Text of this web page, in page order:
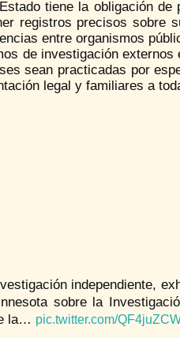
tiene la obligación
registros precisos sobre
entre organismos
de investigación externos
sean practicadas por
legal y familiares a
independiente,
sobre la
la… pic.twitter.com/